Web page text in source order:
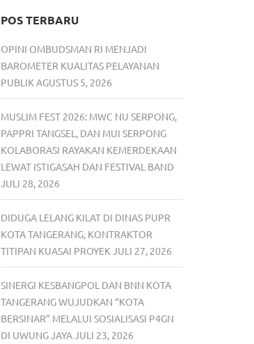
POS TERBARU
OPINI OMBUDSMAN RI MENJADI
BAROMETER KUALITAS PELAYANAN
PUBLIK AGUSTUS 5, 2026
MUSLIM FEST 2026: MWC NU SERPONG,
PAPPRI TANGSEL, DAN MUI SERPONG
KOLABORASI RAYAKAN KEMERDEKAAN
LEWAT ISTIGASAH DAN FESTIVAL BAND
JULI 28, 2026
DIDUGA LELANG KILAT DI DINAS PUPR
KOTA TANGERANG, KONTRAKTOR
TITIPAN KUASAI PROYEK JULI 27, 2026
SINERGI KESBANGPOL DAN BNN KOTA
TANGERANG WUJUDKAN “KOTA
BERSINAR” MELALUI SOSIALISASI P4GN
DI UWUNG JAYAJULI 23, 2026